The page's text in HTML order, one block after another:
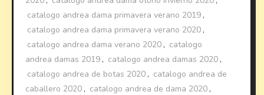
catalogo andrea dama primavera verano 2019 ,
catalogo andrea dama primavera verano 2020 ,
catalogo andrea dama verano 2020 , catalogo
andrea damas 2019 , catalogo andrea damas 2020 ,
catalogo andrea de botas 2020 , catalogo andrea de
caballero 2020 , catalogo andrea de dama 2020 ,